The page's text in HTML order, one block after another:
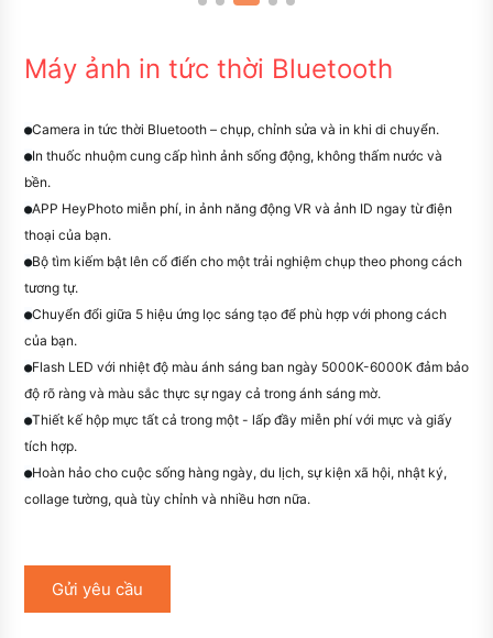
Máy ảnh in tức thời Bluetooth
●Camera in tức thời Bluetooth – chụp, chỉnh sửa và in khi di chuyển.
●In thuốc nhuộm cung cấp hình ảnh sống động, không thấm nước và
bền.
●APP HeyPhoto miễn phí, in ảnh năng động VR và ảnh ID ngay từ điện
thoại của bạn.
●Bộ tìm kiếm bật lên cổ điển cho một trải nghiệm chụp theo phong cách
tương tự.
●Chuyển đổi giữa 5 hiệu ứng lọc sáng tạo để phù hợp với phong cách
của bạn.
●Flash LED với nhiệt độ màu ánh sáng ban ngày 5000K-6000K đảm bảo
độ rõ ràng và màu sắc thực sự ngay cả trong ánh sáng mờ.
●Thiết kế hộp mực tất cả trong một - lấp đầy miễn phí với mực và giấy
tích hợp.
●Hoàn hảo cho cuộc sống hàng ngày, du lịch, sự kiện xã hội, nhật ký,
collage tường, quà tùy chỉnh và nhiều hơn nữa.
Gửi yêu cầu